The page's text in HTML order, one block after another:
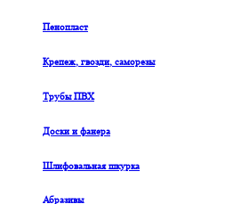
Пенопласт
Крепеж, гвозди, саморезы
Трубы ПВХ
Доски и фанера
Шлифовальная шкурка
Абразивы